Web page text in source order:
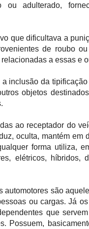
ou adulterado,
que dificultava a
de roubo
a essas e
inclusão da
objetos
ao receptador do
oculta, mantém em
forma utiliza,
elétricos, híbridos,
automotores são
ou cargas. Já
que
Possuem,